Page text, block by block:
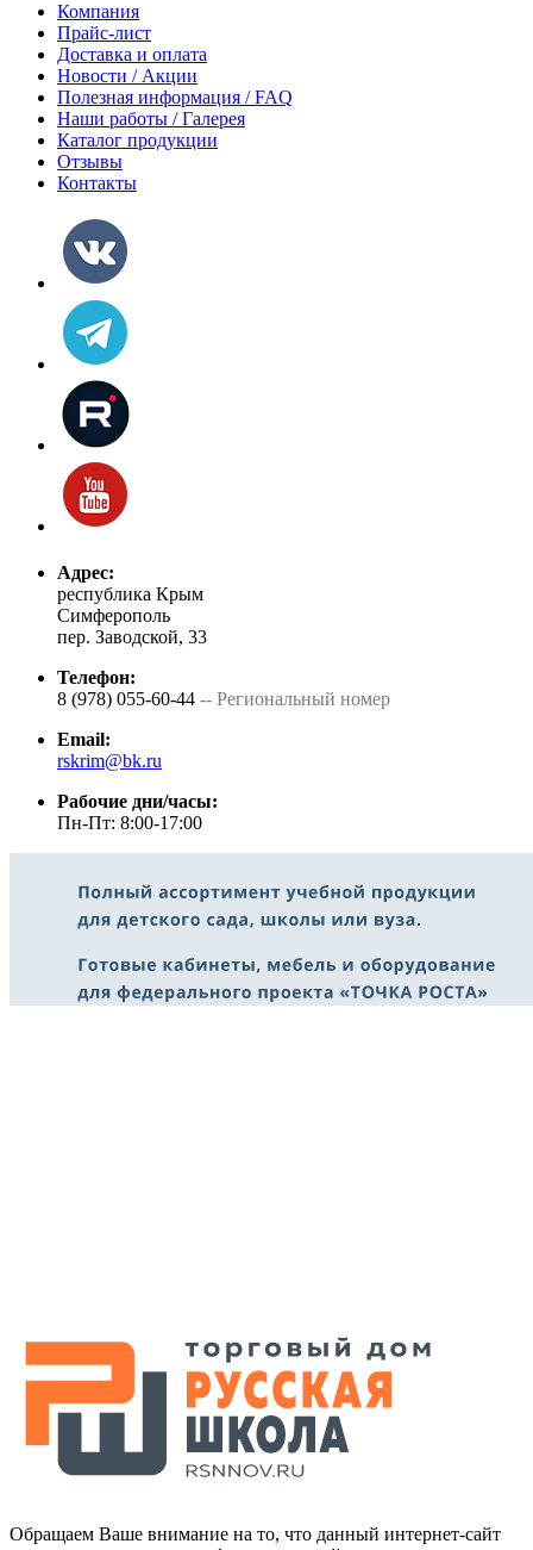
Компания
Прайс-лист
Доставка и оплата
Новости / Акции
Полезная информация / FAQ
Наши работы / Галерея
Каталог продукции
Отзывы
Контакты
Адрес:
республика Крым
Симферополь
пер. Заводской, 33
Телефон:
8 (978) 055-60-44 -- Региональный номер
Email:
rskrim@bk.ru
Рабочие дни/часы:
Пн-Пт: 8:00-17:00
Обращаем Ваше внимание на то, что данный интернет-сайт